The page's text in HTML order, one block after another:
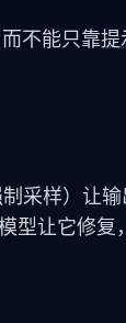
不能只靠提
采样）让
型让它修复